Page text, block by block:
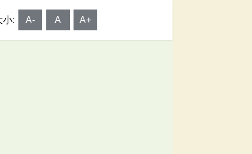
小: A- A A+